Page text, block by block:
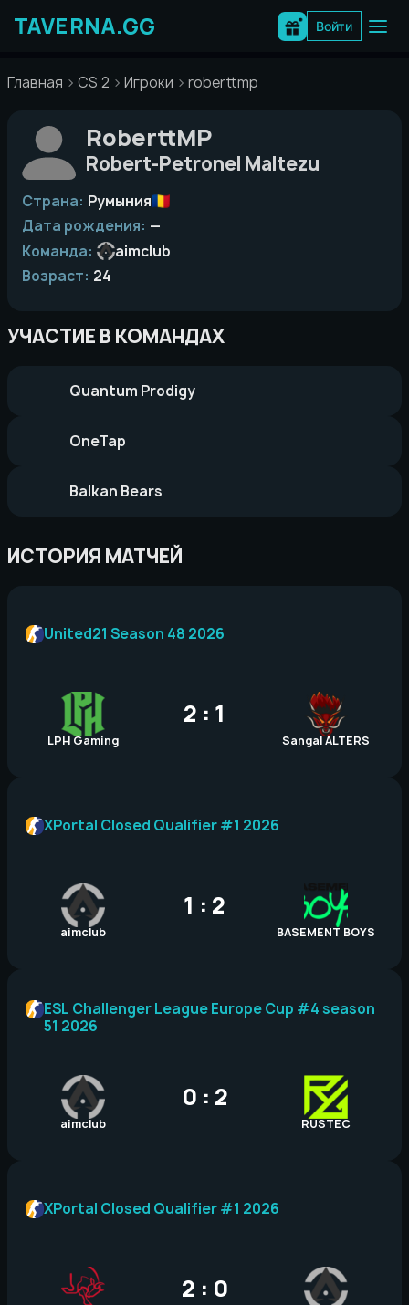
содержимому
Войти
Главная CS 2 Игроки roberttmp
RoberttMP
Robert-Petronel Maltezu
Страна: Румыния
Дата рождения: —
Команда:
aimclub
Возраст: 24
УЧАСТИЕ В КОМАНДАХ
Quantum Prodigy
OneTap
Balkan Bears
ИСТОРИЯ МАТЧЕЙ
LPH Gaming
2 : 1
Sangal ALTERS
United21 Season 48 2026
aimclub
1 : 2
BASEMENT BOYS
XPortal Closed Qualifier #1 2026
aimclub
0 : 2
RUSTEC
ESL Challenger League Europe Cup #4 season
51 2026
2 : 0
XPortal Closed Qualifier #1 2026